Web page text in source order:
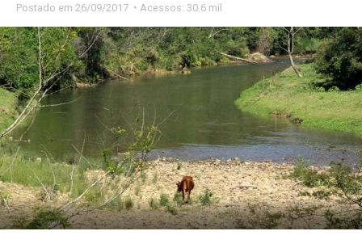
Postado em 26/09/2017 ◔ Acessos: 30.6 mil